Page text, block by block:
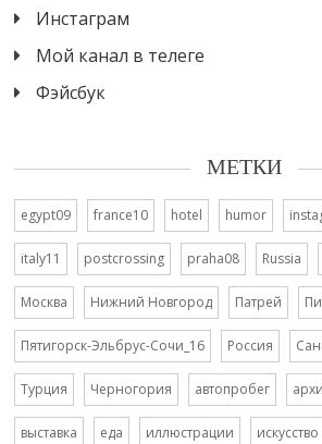
Инстаграм
Мой канал в телеге
Фэйсбук
МЕТКИ
egypt09 france10 hotel humor
italy11 postcrossing praha08 Russia
Москва Нижний Новгород Патрей
Пятигорск-Эльбрус-Сочи_16 Россия
Турция Черногория автопробег
выставка еда иллюстрации искусство